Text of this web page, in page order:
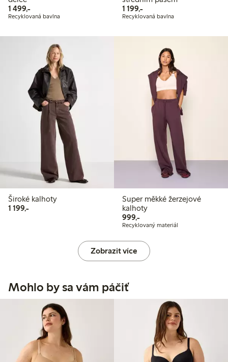
1 499,-1 499,00 Kč
Recyklovaná bavlna
1 199,-1 199,00 Kč
Recyklovaná bavlna
Široké kalhoty
1 199,-1 199,00 Kč
Super měkké žerzejové
kalhoty
999,-999,00 Kč
Recyklovaný materiál
Zobrazit více
Mohlo by sa vám páčiť